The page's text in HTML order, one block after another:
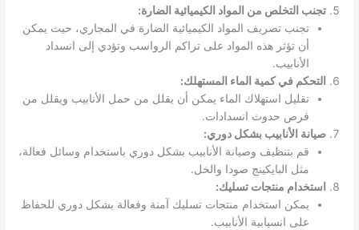
تجنب التخلص من المواد الكيميائية الضارة:
تجنب تصريف المواد الكيميائية الضارة في المجاري، حيث يمكن
أن تؤثر هذه المواد على تراكم الرواسب وتؤدي إلى انسداد
الأنابيب.
التحكم في كمية الماء المستهلك:
تقليل استهلاك الماء يمكن أن يقلل من حمل الأنابيب ويقلل من
فرص حدوث انسدادات.
صيانة الأنابيب بشكل دوري:
قم بتنظيف وصيانة الأنابيب بشكل دوري باستخدام وسائل فعالة،
مثل البايكينج صودا والخل.
استخدام منتجات تسليك:
يمكن استخدام منتجات تسليك آمنة وفعالة بشكل دوري للحفاظ
على انسيابية الأنابيب.